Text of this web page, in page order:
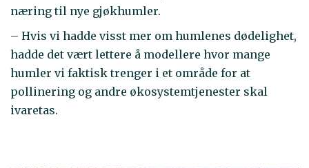
næring til nye gjøkhumler.
– Hvis vi hadde visst mer om humlenes dødelighet,
hadde det vært lettere å modellere hvor mange
humler vi faktisk trenger i et område for at
pollinering og andre økosystemtjenester skal
ivaretas.